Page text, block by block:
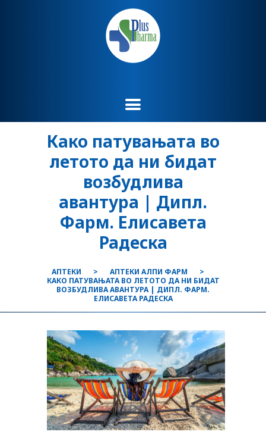
Како патувањата во
летото да ни бидат
возбудлива
авантура | Дипл.
Фарм. Елисавета
Радеска
АПТЕКИ
АПТЕКИ АЛПИ ФАРМ
КАКО ПАТУВАЊАТА ВО ЛЕТОТО ДА НИ БИДАТ
ВОЗБУДЛИВА АВАНТУРА | ДИПЛ. ФАРМ.
ЕЛИСАВЕТА РАДЕСКА